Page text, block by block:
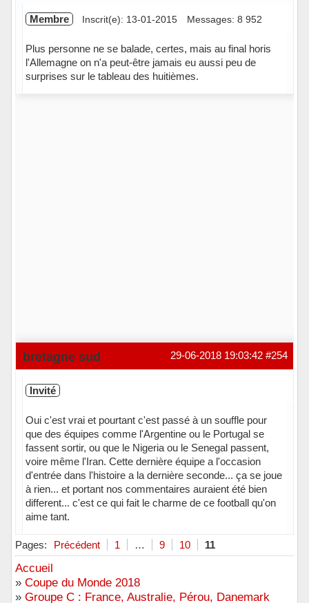
Membre Inscrit(e): 13-01-2015 Messages: 8 952
Plus personne ne se balade, certes, mais au final horis
l'Allemagne on n'a peut-être jamais eu aussi peu de
surprises sur le tableau des huitièmes.
#254
29-06-2018 19:03:42
bretagne sud
Invité
Oui c'est vrai et pourtant c'est passé à un souffle pour
que des équipes comme l'Argentine ou le Portugal se
fassent sortir, ou que le Nigeria ou le Senegal passent,
voire même l'Iran. Cette dernière équipe a l'occasion
d'entrée dans l'histoire a la dernière seconde... ça se joue
à rien... et portant nos commentaires auraient été bien
different... c'est ce qui fait le charme de ce football qu'on
aime tant.
Pages: Précédent 1 … 9 10 11
Accueil
» Coupe du Monde 2018
» Groupe C : France, Australie, Pérou, Danemark